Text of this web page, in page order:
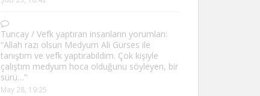
Tuncay / Vefk yaptıran insanların yorumları:
“Allah razı olsun Medyum Ali Gürses ile
tanıştım ve vefk yaptırabildim. Çok kişiyle
çalıştım medyum hoca olduğunu söyleyen, bir
sürü…”
May 28, 19:25